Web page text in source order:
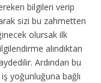
bilgileri verip
sizi bu zahmetten
olursak ilk
alındıktan
Ardından bu
yoğunluğuna bağlı